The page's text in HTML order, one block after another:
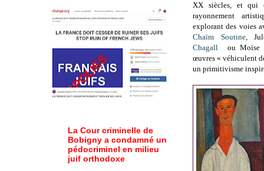
XX siècles, et qui
rayonnement
explorant des voies
Chaïm Soutine,
Chagall ou Moïse
œuvres « véhiculent
un primitivisme
La Cour criminelle de
Bobigny a condamné un
pédocriminel en milieu
juif orthodoxe